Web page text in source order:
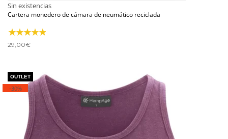
Sin existencias
Cartera monedero de cámara de neumático reciclada
29,00€
-30%